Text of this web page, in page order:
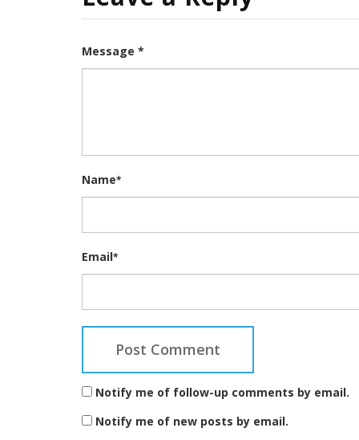
Message *
Name*
Email*
Notify me of follow-up comments by email.
Notify me of new posts by email.